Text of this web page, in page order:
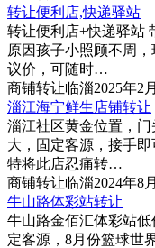
转让便利店,快递驿站
转让便利店+快递驿站
原因孩子小照顾不周
议价，可随时…
商铺转让临淄2025年2
淄江海宁鲜生店铺转让
淄江社区黄金位置，
大，固定客源，接手
特将此店忍痛转…
商铺转让临淄2024年8
牛山路体彩站转让
牛山路金佰汇体彩站
定客源，8月份篮球世